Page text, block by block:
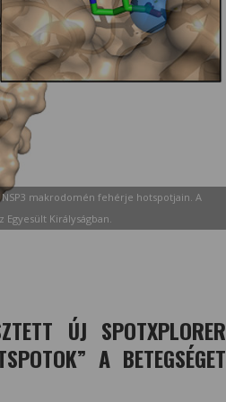
makrodomén fehérje hotspotjain. A
Királyságban.
ÚJ SPOTXPLORER
A BETEGSÉGET